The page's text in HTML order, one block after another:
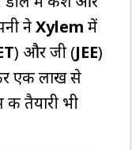
नेXylem में
) और जी (JEE)
एक लाख से
तैयारी भी